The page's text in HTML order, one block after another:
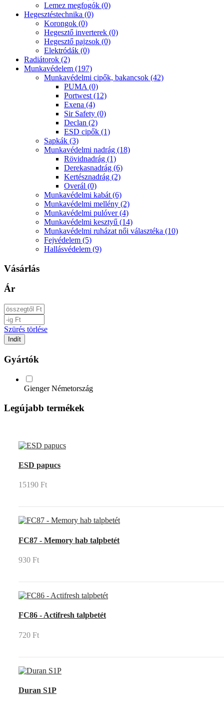
Lemez megfogók (0)
Hegesztéstechnika (0)
Korongok (0)
Hegesztő inverterek (0)
Hegesztő pajzsok (0)
Elektródák (0)
Radiátorok (2)
Munkavédelem (197)
Munkavédelmi cipők, bakancsok (42)
PUMA (0)
Portwest (12)
Exena (4)
Sir Safety (0)
Declan (2)
ESD cipők (1)
Sapkák (3)
Munkavédelmi nadrág (18)
Rövidnadrág (1)
Derekasnadrág (6)
Kertésznadrág (2)
Overál (0)
Munkavédelmi kabát (6)
Munkavédelmi mellény (2)
Munkavédelmi pulóver (4)
Munkavédelmi kesztyű (14)
Munkavédelmi ruházat női választéka (10)
Fejvédelem (5)
Hallásvédelem (9)
Vásárlás
Ár
Szürés törlése
Gyártók
Gienger Németország
Legújabb termékek
ESD papucs
15190 Ft
FC87 - Memory hab talpbetét
930 Ft
FC86 - Actifresh talpbetét
720 Ft
Duran S1P